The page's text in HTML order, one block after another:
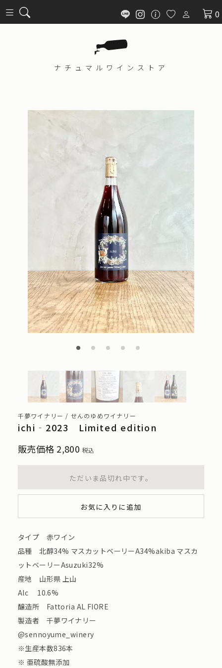
0
ナチュマル ワインストア
千夢ワイナリー / せんのゆめワイナリー
ichi‐2023 Limited edition
販売価格 2,800 税込
ただいま品切れ中です。
お気に入りに追加
タイプ 赤ワイン
品種 北醇34% マスカットベーリーA34%akiba マスカ
ットベーリーAsuzuki32%
産地 山形県 上山
Alc 10.6%
醸造所 Fattoria AL FIORE
製造者 千夢ワイナリー
@sennoyume_winery
※生産本数836本
※ 亜硫酸無添加